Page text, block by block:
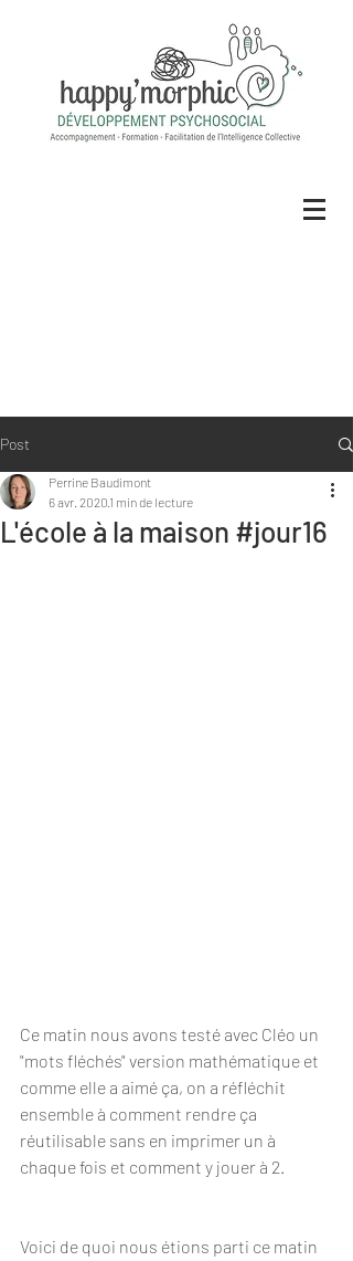
Post
L'école à la maison #jour16
Perrine Baudimont
6 avr. 2020 1 min de lecture
Ce matin nous avons testé avec Cléo un
"mots fléchés" version mathématique et
comme elle a aimé ça, on a réfléchit
ensemble à comment rendre ça
réutilisable sans en imprimer un à
chaque fois et comment y jouer à 2.
Voici de quoi nous étions parti ce matin